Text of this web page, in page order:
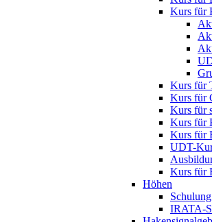
Kurs für
Kurs für
Kurs für
Kurs für
Kurs für
Kurs für
UDT-
Kurs für
Höhen
IRATA-